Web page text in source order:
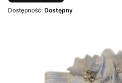
Dostępność: Dostępny